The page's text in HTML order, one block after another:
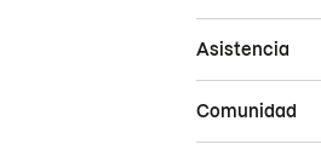
Asistencia
Comunidad